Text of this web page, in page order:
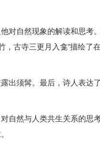
对自然现象的解读和思考
，古寺三更月入龛”描绘了
出须髯。最后，诗人表达
自然与人类共生关系的思